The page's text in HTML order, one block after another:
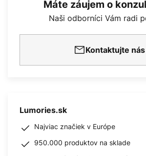
Máte záujem o
Naši odborníci Vám radi
Kontaktujte nás
Lumories.sk
Najviac značiek v Európe
950.000 produktov na sklade